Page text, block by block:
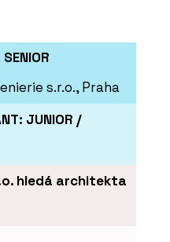
s.r.o., Praha
JUNIOR /
hledá architekta